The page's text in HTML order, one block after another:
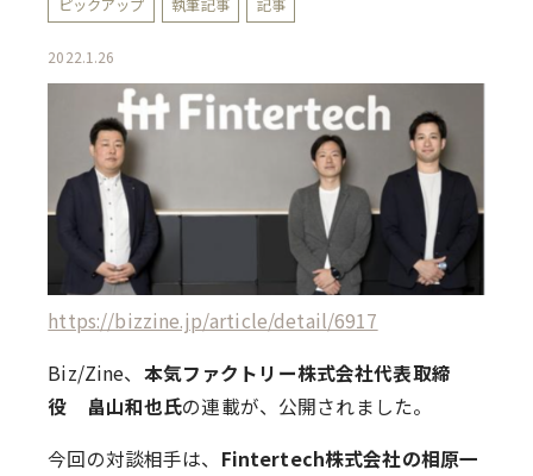
ピックアップ 執筆記事 記事
2022.1.26
https://bizzine.jp/article/detail/6917
Biz/Zine、 本気ファクトリー株式会社代表取締
役 畠山和也氏の連載が、公開されました。
今回の対談相手は、 Fintertech株式会社の相原一